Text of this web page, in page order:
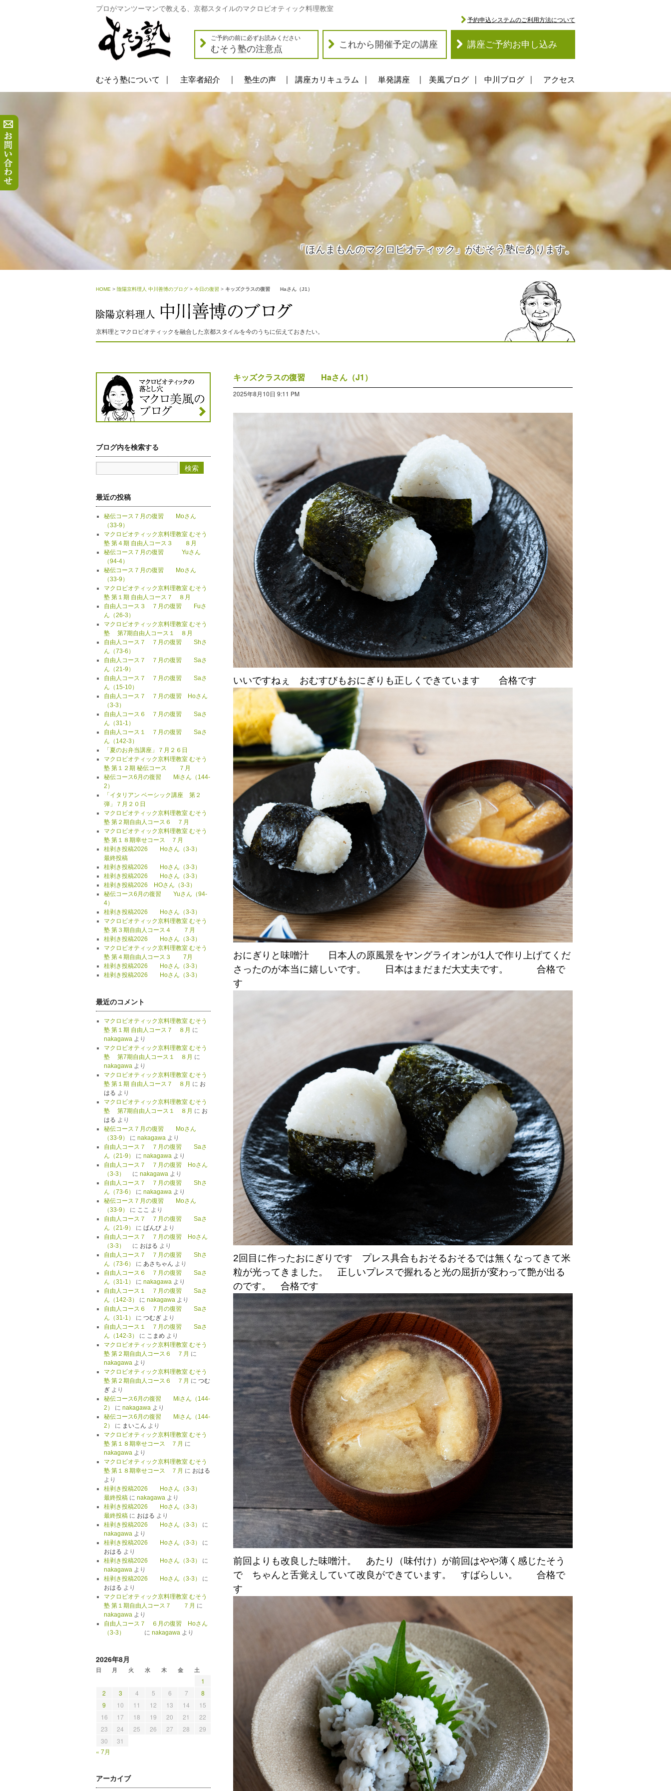
プロがマンツーマンで教える、京都スタイルのマクロビオティック料理教室
ご予約の前に必ずお読みください
むそう塾の注意点 これから開催予定の講座 講座ご予約お申し込み
予約申込システムのご利用方法について
むそう塾について 主宰者紹介 塾生の声 講座カリキュラム 単発講座 美風ブログ 中川ブログ アクセス
「ほんまもんのマクロビオティック」がむそう塾にあります。
HOME > 陰陽京料理人 中川善博のブログ > 今日の復習 > キッズクラスの復習 Haさん（J1）
京料理とマクロビオティックを融合した京都スタイルを今のうちに伝えておきたい。
キッズクラスの復習 Haさん（J1）
2025年8月10日 9:11 PM
いいですねぇ おむすびもおにぎりも正しくできています 合格です
おにぎりと味噌汁 日本人の原風景をヤングライオンが1人で作り上げてくだ
さったのが本当に嬉しいです。 日本はまだまだ大丈夫です。 合格で
す
2回目に作ったおにぎりです プレス具合もおそるおそるでは無くなってきて米
粒が光ってきました。 正しいプレスで握れると光の屈折が変わって艶が出る
のです。 合格です
前回よりも改良した味噌汁。 あたり（味付け）が前回はやや薄く感じたそう
で ちゃんと舌覚えしていて改良ができています。 すばらしい。 合格で
す
ブログ内を検索する
最近の投稿
秘伝コース７月の復習 Moさん
（33-9）
マクロビオティック京料理教室 むそう
塾 第４期 自由人コース３ ８月
秘伝コース７月の復習 Yuさん
（94-4）
秘伝コース７月の復習 Moさん
（33-9）
マクロビオティック京料理教室 むそう
塾 第１期 自由人コース７ ８月
自由人コース３ ７月の復習 Fuさ
ん（26-3）
マクロビオティック京料理教室 むそう
塾 第7期自由人コース１ ８月
自由人コース７ ７月の復習 Shさ
ん（73-6）
自由人コース７ ７月の復習 Saさ
ん（21-9）
自由人コース７ ７月の復習 Saさ
ん（15-10）
自由人コース７ ７月の復習 Hoさん
（3-3）
自由人コース６ ７月の復習 Saさ
ん（31-1）
自由人コース１ ７月の復習 Saさ
ん（142-3）
「夏のお弁当講座」７月２６日
マクロビオティック京料理教室 むそう
塾 第１２期 秘伝コース ７月
秘伝コース6月の復習 Miさん（144-
2）
「イタリアン ベーシック講座 第２
弾」７月２０日
マクロビオティック京料理教室 むそう
塾 第２期自由人コース６ ７月
マクロビオティック京料理教室 むそう
塾 第１８期幸せコース ７月
桂剥き投稿2026 Hoさん（3-3）
最終投稿
桂剥き投稿2026 Hoさん（3-3）
桂剥き投稿2026 Hoさん（3-3）
桂剥き投稿2026 HOさん（3-3）
秘伝コース6月の復習 Yuさん（94-
4）
桂剥き投稿2026 Hoさん（3-3）
マクロビオティック京料理教室 むそう
塾 第３期自由人コース４ ７月
桂剥き投稿2026 Hoさん（3-3）
マクロビオティック京料理教室 むそう
塾 第４期自由人コース３ 7月
桂剥き投稿2026 Hoさん（3-3）
桂剥き投稿2026 Hoさん（3-3）
最近のコメント
マクロビオティック京料理教室 むそう
塾 第１期 自由人コース７ ８月 に
nakagawaより
マクロビオティック京料理教室 むそう
塾 第7期自由人コース１ ８月 に
nakagawaより
マクロビオティック京料理教室 むそう
塾 第１期 自由人コース７ ８月 に お
はる より
マクロビオティック京料理教室 むそう
塾 第7期自由人コース１ ８月 に お
はる より
秘伝コース７月の復習 Moさん
（33-9）
に nakagawaより
自由人コース７ ７月の復習 Saさ
ん（21-9）
に nakagawaより
自由人コース７ ７月の復習 Hoさん
（3-3）
に nakagawaより
自由人コース７ ７月の復習 Shさ
ん（73-6）
に nakagawaより
秘伝コース７月の復習 Moさん
（33-9）
に ここ より
自由人コース７ ７月の復習 Saさ
ん（21-9）
に ばんびより
自由人コース７ ７月の復習 Hoさん
（3-3）
に おはる より
自由人コース７ ７月の復習 Shさ
ん（73-6）
に あさちゃん より
自由人コース６ ７月の復習 Saさ
ん（31-1）
に nakagawaより
自由人コース１ ７月の復習 Saさ
ん（142-3）
に nakagawaより
自由人コース６ ７月の復習 Saさ
ん（31-1）
に つむぎより
自由人コース１ ７月の復習 Saさ
ん（142-3）
に こまめ より
マクロビオティック京料理教室 むそう
塾 第２期自由人コース６ ７月 に
nakagawaより
マクロビオティック京料理教室 むそう
塾 第２期自由人コース６ ７月 に つむ
ぎより
秘伝コース6月の復習 Miさん（144-
2）
に nakagawaより
秘伝コース6月の復習 Miさん（144-
2）
に まいこん より
マクロビオティック京料理教室 むそう
塾 第１８期幸せコース ７月 に
nakagawaより
マクロビオティック京料理教室 むそう
塾 第１８期幸せコース ７月 に おはる
より
桂剥き投稿2026 Hoさん（3-3）
最終投稿に nakagawaより
桂剥き投稿2026 Hoさん（3-3）
最終投稿に おはる より
桂剥き投稿2026 Hoさん（3-3）
に
nakagawaより
桂剥き投稿2026 Hoさん（3-3）
に
おはる より
桂剥き投稿2026 Hoさん（3-3）
に
nakagawaより
桂剥き投稿2026 Hoさん（3-3）
に
おはる より
マクロビオティック京料理教室 むそう
塾 第１期自由人コース７ ７月 に
nakagawaより
自由人コース７ ６月の復習 Hoさん
（3-3）
に nakagawaより
2026年8月
日 月 火 水 木 金 土
1
2
3 4 5 6 7
8
9
10 11 12 13 14
15
16
17 18 19 20 21
22
23
24 25 26 27 28
29
30
31
« 7月
アーカイブ